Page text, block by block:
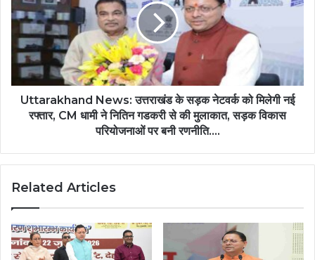
Uttarakhand News: उत्तराखंड के सड़क नेटवर्क को मिलेगी नई
रफ्तार, CM धामी ने नितिन गडकरी से की मुलाकात, सड़क विकास
परियोजनाओं पर बनी रणनीति....
Related Articles